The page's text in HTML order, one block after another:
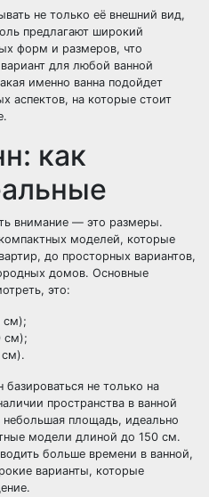
не только её внешний вид,
предлагают широкий
форм и размеров, что
для любой ванной
именно ванна подойдет
аспектов, на которые стоит
как
внимание — это размеры.
моделей, которые
до просторных вариантов,
домов. Основные
это:
см);
см);
см).
не только на
пространства в ванной
площадь, идеально
модели длиной до 150 см.
больше времени в ванной,
варианты, которые